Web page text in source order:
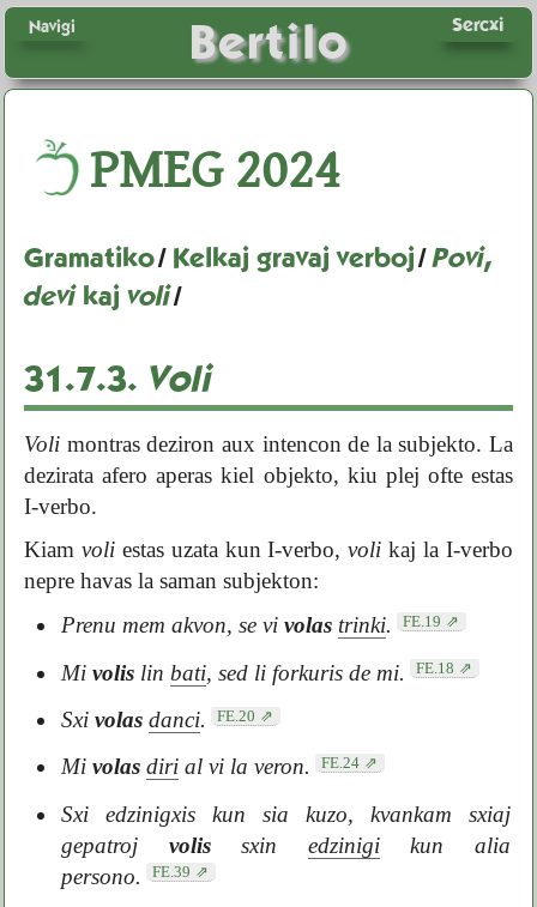
Bertilo Sercxi
Navigi
PMEG2024
Gramatiko/ Kelkaj gravaj verboj/Povi,
devikajvoli/
31.7.3. Voli
Voli montras deziron aux intencon de la subjekto. La
dezirata afero aperas kiel objekto, kiu plej ofte estas
I-verbo.
Kiamvoli estas uzata kun I-verbo,voli kaj la I-verbo
nepre havas la saman subjekton:
Prenu mem akvon, se vi volas trinki. FE.19
Mi volislin bati, sed li forkuris de mi. FE.18
Sxi volas danci. FE.20
Mi volas dirial vi la veron. FE.24
Sxi edzinigxis kun sia kuzo, kvankam sxiaj
gepatroj volissxin edzinigikun alia
persono.
FE.39